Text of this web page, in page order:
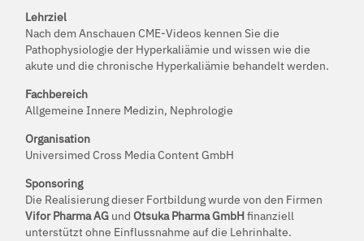
Lehrziel
Nach dem Anschauen CME-Videos kennen Sie die
Pathophysiologie der Hyperkaliämie und wissen wie die
akute und die chronische Hyperkaliämie behandelt werden.
Fachbereich
Allgemeine Innere Medizin, Nephrologie
Organisation
Universimed Cross Media Content GmbH
Sponsoring
Die Realisierung dieser Fortbildung wurde von den Firmen
Vifor Pharma AG und Otsuka Pharma GmbHfinanziell
unterstützt ohne Einflussnahme auf die Lehrinhalte.